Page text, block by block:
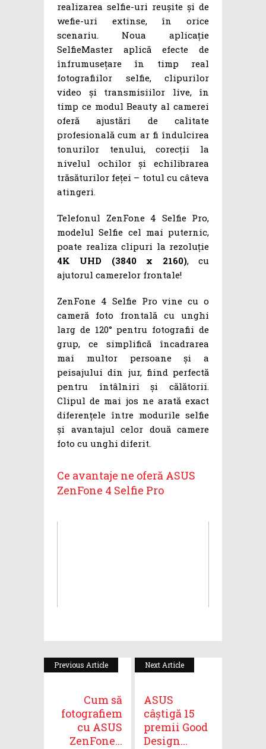
realizarea selfie-uri reușite și de
wefie-uri extinse, în orice
scenariu. Noua aplicație
SelfieMaster aplică efecte de
înfrumusețare în timp real
fotografiilor selfie, clipurilor
video și transmisiilor live, în
timp ce modul Beauty al camerei
oferă ajustări de calitate
profesională cum ar fi îndulcirea
tonurilor tenului, corecții la
nivelul ochilor și echilibrarea
trăsăturilor feței – totul cu câteva
atingeri.
Telefonul ZenFone 4 Selfie Pro,
modelul Selfie cel mai puternic,
poate realiza clipuri la rezoluție
4K UHD (3840 x 2160), cu
ajutorul camerelor frontale!
ZenFone 4 Selfie Pro vine cu o
cameră foto frontală cu unghi
larg de 120° pentru fotografii de
grup, ce simplifică încadrarea
mai multor persoane și a
peisajului din jur, fiind perfectă
pentru întâlniri și călătorii.
Clipul de mai jos ne arată exact
diferențele între modurile selfie
și avantajul celor două camere
foto cu unghi diferit.
Ce avantaje ne oferă ASUS
ZenFone 4 Selfie Pro
Previous Article
Cum să
fotografiem
cu ASUS
ZenFone...
Next Article
ASUS
câștigă 15
premii Good
Design...